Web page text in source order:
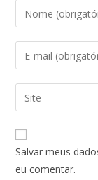
Digite
seu
nome
ou
de
usuário
para
comentar
Digite
seu
endereço
de
mail
para
comentar
Digite
o
URL
do
Salvar meus
eu comentar.